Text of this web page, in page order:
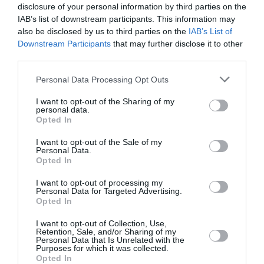
disclosure of your personal information by third parties on the
IAB’s list of downstream participants. This information may
also be disclosed by us to third parties on the IAB’s List of
Downstream Participants that may further disclose it to other
Personal Data Processing Opt Outs
I want to opt-out of the Sharing of my
personal data.
Opted In
I want to opt-out of the Sale of my
Personal Data.
Opted In
I want to opt-out of processing my
Personal Data for Targeted Advertising.
Opted In
I want to opt-out of Collection, Use,
Retention, Sale, and/or Sharing of my
Personal Data that Is Unrelated with the
Purposes for which it was collected.
Opted In
στο Δημαρχείο της Βοστώνης, ξενάγηση στο Κυβερνείο
της Βοστώνης, δεξίωση προς τιμή της αποστολής του
Δήμου στο Κυβερνείο, ελληνική γιορτή για την
Ελληνική Ανεξαρτησία στην αίθουσα της Βουλής,
καθώς και ξενάγηση και επαφές με μέλη της
πανεπιστημιακής κοινότητας στο ΜΙΤ και στο Harvard.
Επίσης, ήταν προγραμματισμένες συναντήσεις στη
Βοστώνη, καθώς και συμμετοχή σε εκδήλωση που
οργάνωσε η Ομοσπονδία Ελληνο-Αμερικανικών
Σωματείων.
Αύριο το πρόγραμμα περιλαμβάνει εκκλησιασμό –
δοξολογία στον Καθεδρικό Ναό της Βοστώνης
Ελπιδοφόρου, δεξίωση από την Ομοσπονδία Ελληνο-
Αμερικανικών Σωματείων Νέας Αγγλίας (Βοστώνης)